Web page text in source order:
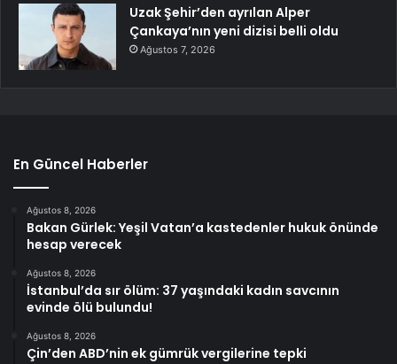
Uzak Şehir’den ayrılan Alper
Çankaya’nın yeni dizisi belli oldu
Ağustos 7, 2026
En Güncel Haberler
Ağustos 8, 2026
Bakan Gürlek: Yeşil Vatan’a kastedenler hukuk önünde
hesap verecek
Ağustos 8, 2026
İstanbul’da sır ölüm: 37 yaşındaki kadın savcının
evinde ölü bulundu!
Ağustos 8, 2026
Çin’den ABD’nin ek gümrük vergilerine tepki